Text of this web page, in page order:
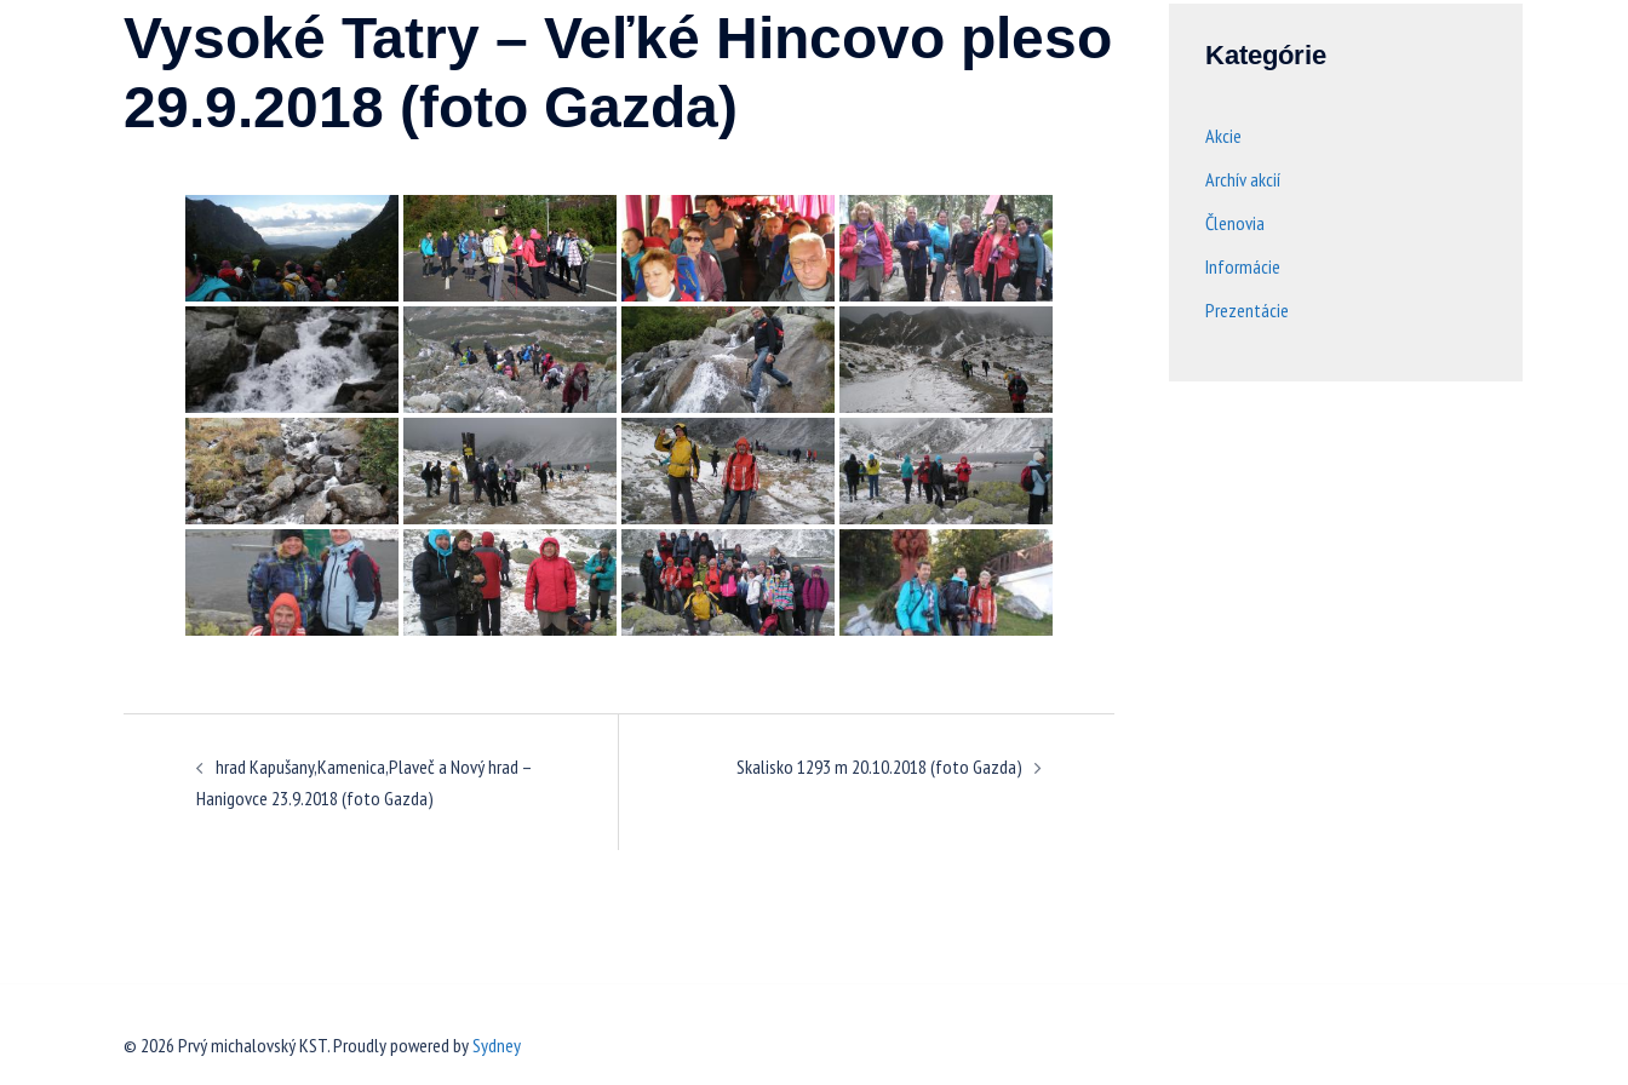
Vysoké Tatry – Veľké Hincovo pleso
29.9.2018 (foto Gazda)
článkami
hrad Kapušany,Kamenica,Plaveč a Nový hrad –
Hanigovce 23.9.2018 (foto Gazda)
Skalisko 1293 m 20.10.2018 (foto Gazda)
Kategórie
Akcie
Archív akcií
Členovia
Informácie
Prezentácie
© 2026 Prvý michalovský KST. Proudly powered bySydney